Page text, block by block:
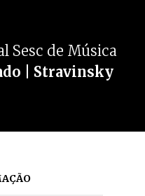
Sesc de Música
| Stravinsky